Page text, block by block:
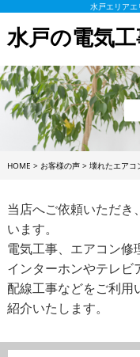
水戸エリア
水戸の電気
HOME > お客様の声> 壊れたエアコ
当店へご依頼いただき
います。
電気工事、エアコン修
インターホンやテレビ
配線工事などをご利用
紹介いたします。